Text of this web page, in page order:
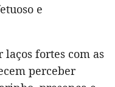
e
laços fortes com as
perceber